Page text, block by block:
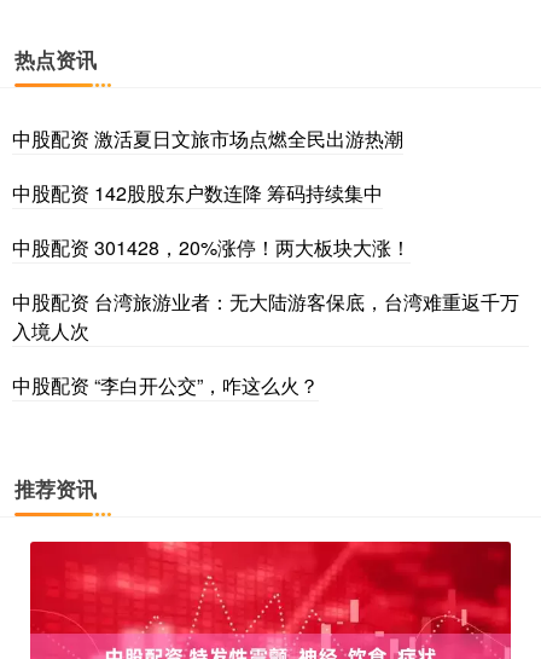
热点资讯
中股配资 激活夏日文旅市场点燃全民出游热潮
中股配资 142股股东户数连降 筹码持续集中
中股配资 301428，20%涨停！两大板块大涨！
中股配资 台湾旅游业者：无大陆游客保底，台湾难重返千万
入境人次
中股配资 “李白开公交”，咋这么火？
推荐资讯